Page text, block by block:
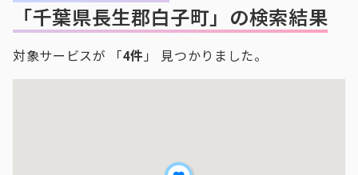
「千葉県長生郡白子町」の検索結果
対象サービスが 「4件 」 見つかりました。